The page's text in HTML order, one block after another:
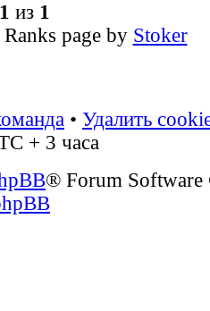
1 из 1
Ranks page by Stoker
• Удалить
+ 3 часа
® Forum